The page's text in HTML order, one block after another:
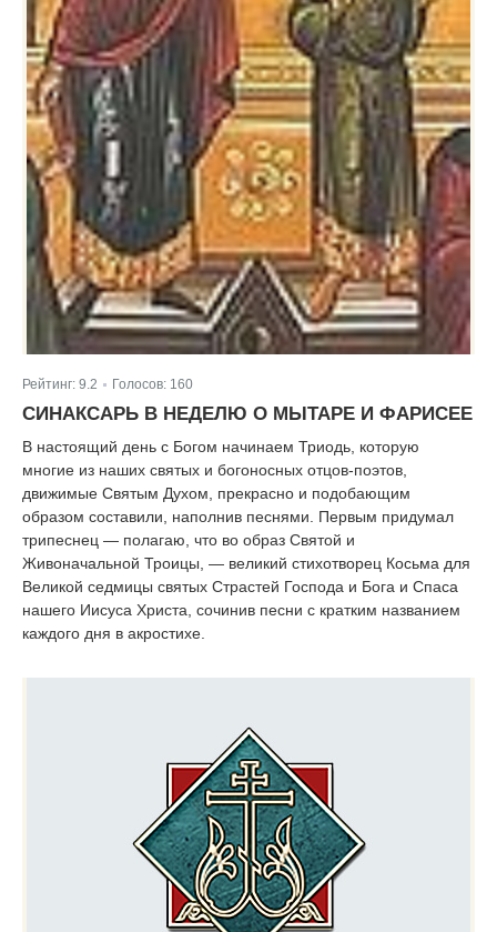
Рейтинг: 9.2 Голосов: 160
СИНАКСАРЬ В НЕДЕЛЮ О МЫТАРЕ И ФАРИСЕЕ
В настоящий день с Богом начинаем Триодь, которую
многие из наших святых и богоносных отцов-поэтов,
движимые Святым Духом, прекрасно и подобающим
образом составили, наполнив песнями. Первым придумал
трипеснец — полагаю, что во образ Святой и
Живоначальной Троицы, — великий стихотворец Косьма для
Великой седмицы святых Страстей Господа и Бога и Спаса
нашего Иисуса Христа, сочинив песни с кратким названием
каждого дня в акростихе.